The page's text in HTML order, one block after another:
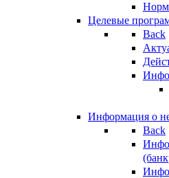
Целевые
Back
Информация о
Back